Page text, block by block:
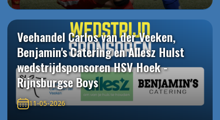
Veehandel Carlos van der Veeken,
Benjamin's Catering en Allesz Hulst
wedstrijdsponsoren HSV Hoek -
Rijnsburgse Boys
11-05-2026